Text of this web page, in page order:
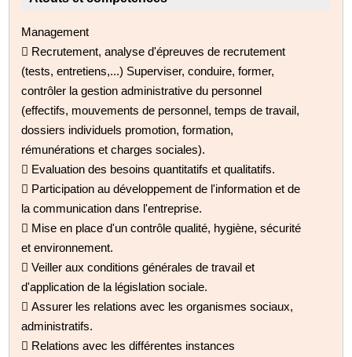
Management
 Recrutement, analyse d'épreuves de recrutement
(tests, entretiens,...) Superviser, conduire, former,
contrôler la gestion administrative du personnel
(effectifs, mouvements de personnel, temps de travail,
dossiers individuels promotion, formation,
rémunérations et charges sociales).
 Evaluation des besoins quantitatifs et qualitatifs.
 Participation au développement de l'information et de
la communication dans l'entreprise.
 Mise en place d'un contrôle qualité, hygiène, sécurité
et environnement.
 Veiller aux conditions générales de travail et
d'application de la législation sociale.
 Assurer les relations avec les organismes sociaux,
administratifs.
 Relations avec les différentes instances